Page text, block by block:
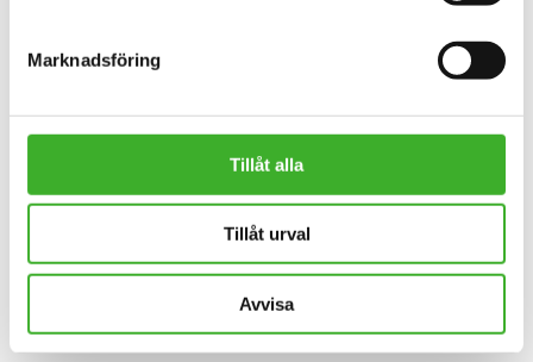
Marknadsföring
Tillåt alla
Tillåt urval
Avvisa